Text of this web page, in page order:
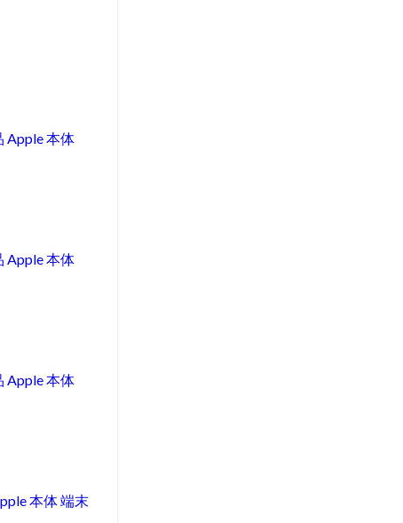
Apple 本体
Apple 本体
Apple 本体
本体 端末